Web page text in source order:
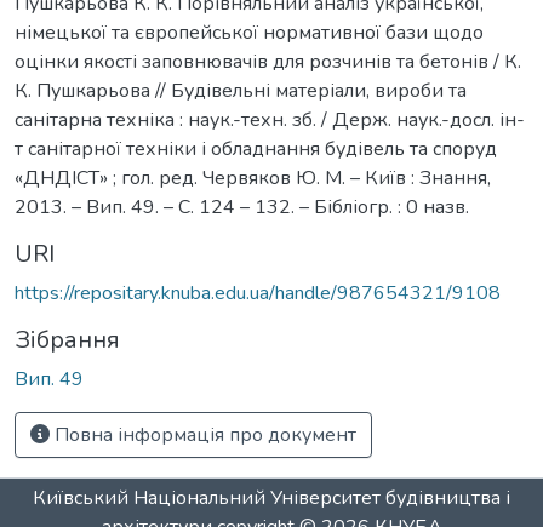
німецької та європейської нормативної бази щодо
оцінки якості заповнювачів для розчинів та бетонів / К.
К. Пушкарьова // Будівельні матеріали, вироби та
санітарна техніка : наук.-техн. зб. / Держ. наук.-досл. ін-
т санітарної техніки і обладнання будівель та споруд
«ДНДІСТ» ; гол. ред. Червяков Ю. М. – Київ : Знання,
2013. – Вип. 49. – С. 124 – 132. – Бібліогр. : 0 назв.
URI
https://repositary.knuba.edu.ua/handle/987654321/9108
Зібрання
Вип. 49
Повна інформація про документ
Київський Національний Університет будівництва і